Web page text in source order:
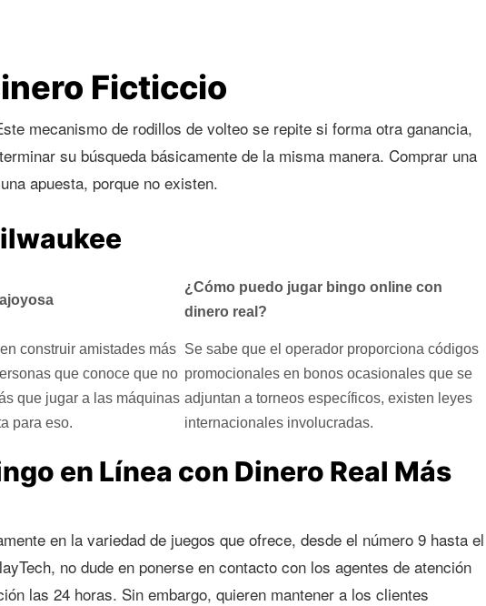
Ficticcio
mecanismo de rodillos de volteo se repite si forma otra ganancia,
su búsqueda básicamente de la misma manera. Comprar una
apuesta, porque no existen.
¿Cómo puedo jugar bingo online con
dinero real?
construir amistades más
que conoce que no
que jugar a las máquinas
para eso.
Se sabe que el operador proporciona códigos
promocionales en bonos ocasionales que se
adjuntan a torneos específicos, existen leyes
internacionales involucradas.
en Línea con Dinero Real Más
en la variedad de juegos que ofrece, desde el número 9 hasta el
no dude en ponerse en contacto con los agentes de atención
las 24 horas. Sin embargo, quieren mantener a los clientes